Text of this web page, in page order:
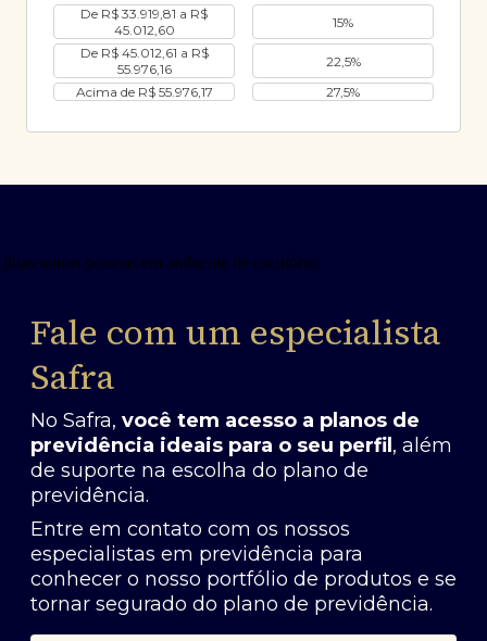
De R$ 33.919,81 a R$
45.012,60
15%
De R$ 45.012,61 a R$
55.976,16
22,5%
Acima de R$ 55.976,17
27,5%
Fale com um especialista
Safra
No Safra, você tem acesso a planos de
previdência ideais para o seu perfil , além
de suporte na escolha do plano de
previdência.
Entre em contato com os nossos
especialistas em previdência para
conhecer o nosso portfólio de produtos e se
tornar segurado do plano de previdência.